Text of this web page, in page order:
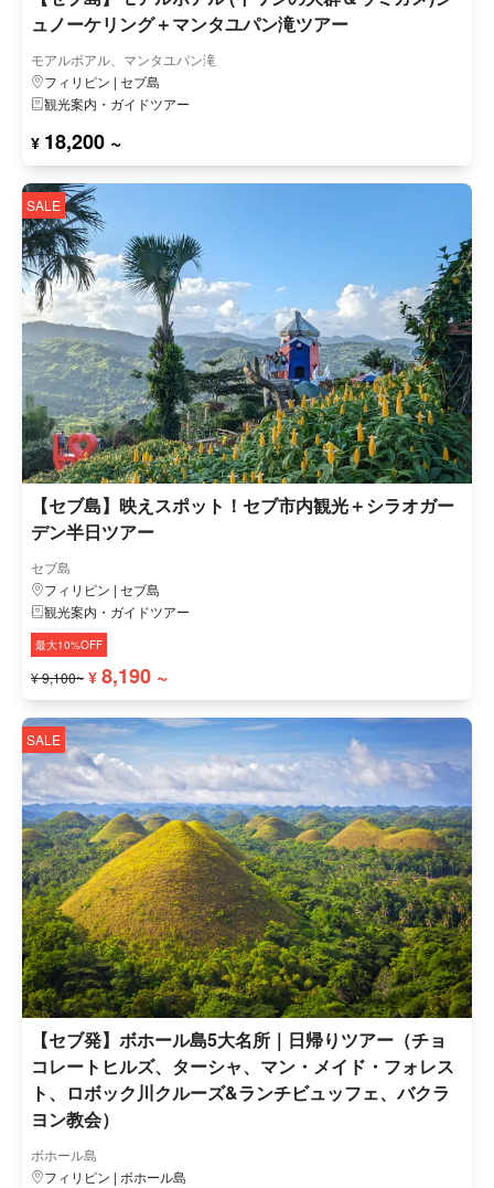
ュノーケリング＋マンタユパン滝ツアー
モアルボアル、マンタユパン滝
フィリピン | セブ島
観光案内・ガイドツアー
¥ 18,200 ~
SALE
【セブ島】映えスポット！セブ市内観光＋シラオガー
デン半日ツアー
セブ島
フィリピン | セブ島
観光案内・ガイドツアー
最大10%OFF
¥ 9,100~ ¥ 8,190 ~
SALE
【セブ発】ボホール島5大名所｜日帰りツアー（チョ
コレートヒルズ、ターシャ、マン・メイド・フォレス
ト、ロボック川クルーズ&ランチビュッフェ、バクラ
ヨン教会）
ボホール島
フィリピン | ボホール島